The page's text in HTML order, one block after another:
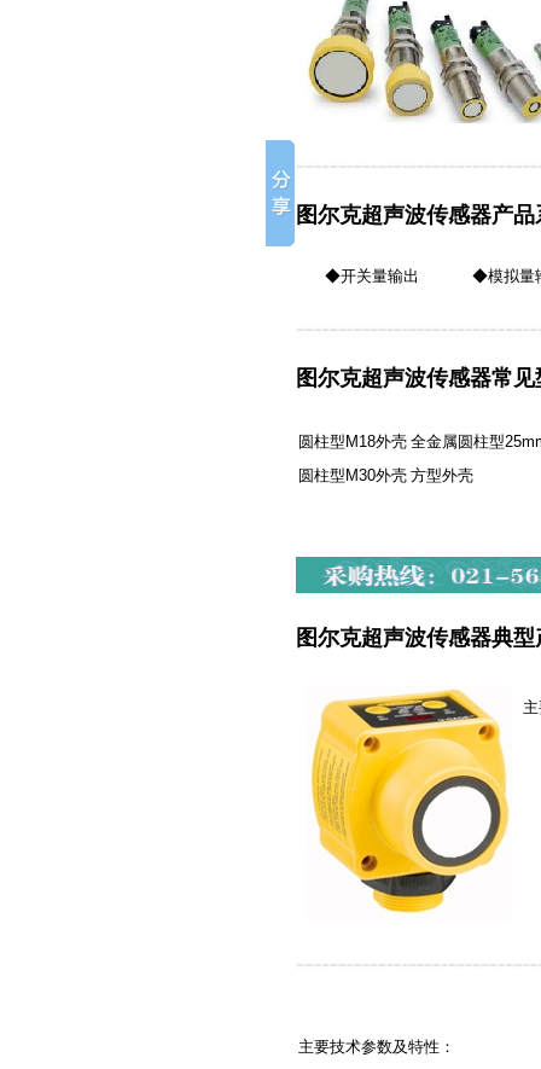
图尔克超声波传感器产
◆开关量输出 ◆模拟
图尔克超声波传感器常
圆柱型M18外壳 全金属圆柱型
圆柱型M30外壳 方型外壳
图尔克超声波传感器典型
主要技术参数及特性：